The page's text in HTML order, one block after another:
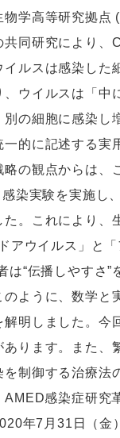
物学高等研究拠
同研究により
ルスは感染し
ウイルスは「
の細胞に感染
的に記述する実
の観点からは
染実験を実施し
。これにより
アウイルス」と
は“伝播しやすさ
ように、数学
明しました。今
ります。また
制御する治療
感染症研究
年7月31日（